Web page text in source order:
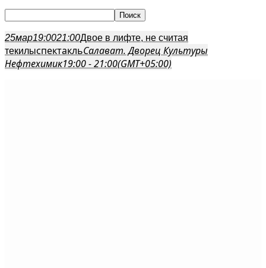
25мар19:0021:00Двое в лифте, не считая
текилыспектакльСалават. Дворец Культуры
Нефтехимик19:00 - 21:00(GMT+05:00)